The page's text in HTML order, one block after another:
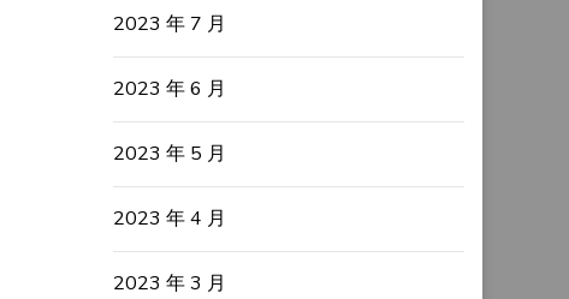
2023 年 7 月
2023 年 6 月
2023 年 5 月
2023 年 4 月
2023 年 3 月